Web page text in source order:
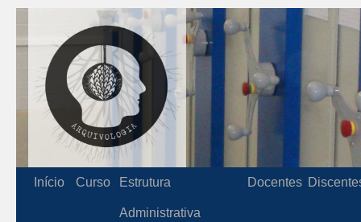
Início Curso Estrutura
Administrativa
Docentes